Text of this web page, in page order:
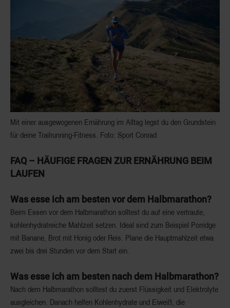
Mit einer ausgewogenen Ernährung im Alltag legst du den Grundstein
für deine Trailrunning-Fitness. Foto: Sport Conrad
FAQ – HÄUFIGE FRAGEN ZUR ERNÄHRUNG BEIM
LAUFEN
Was esse ich am besten vor dem Halbmarathon?
Beim Essen vor dem Halbmarathon solltest du auf eine vertraute,
kohlenhydratreiche Mahlzeit setzen. Ideal sind zum Beispiel Porridge
mit Banane, Brot mit Honig oder Reis. Plane die Hauptmahlzeit etwa
zwei bis drei Stunden vor dem Start ein.
Was esse ich am besten nach dem Halbmarathon?
Nach dem Halbmarathon solltest du zuerst Flüssigkeit und Elektrolyte
ausgleichen. Danach helfen Kohlenhydrate und Eiweiß, die